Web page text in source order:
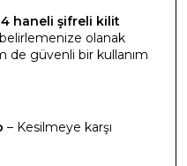
4 haneli şifreli kilit
olanak
de güvenli bir kullanım
– Kesilmeye karşı